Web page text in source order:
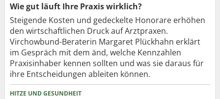
Wie gut läuft Ihre Praxis wirklich?
Steigende Kosten und gedeckelte Honorare erhöhen
den wirtschaftlichen Druck auf Arztpraxen.
Virchowbund-Beraterin Margaret Plückhahn erklärt
im Gespräch mit dem änd, welche Kennzahlen
Praxisinhaber kennen sollten und was sie daraus für
ihre Entscheidungen ableiten können.
HITZE UND GESUNDHEIT